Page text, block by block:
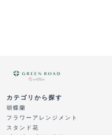
カテゴリから探す
胡蝶蘭
フラワーアレンジメント
スタンド花